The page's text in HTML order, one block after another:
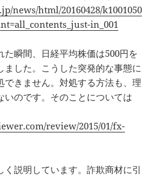
news/html/20160428/k1001050
in_001
た瞬間、日経平均株価は500円を
ました。こうした突発的な事態に
できません。対処する方法も、理
いのです。そのことについては
review/2015/01/fx-
く説明しています。詐欺商材に引